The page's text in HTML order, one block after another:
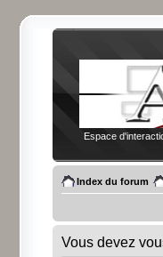
Espace
Index du forum
Vous devez